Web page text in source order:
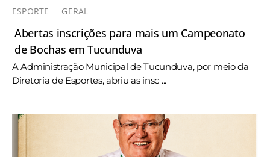
ESPORTE GERAL
Abertas inscrições para mais um Campeonato
de Bochas em Tucunduva
A Administração Municipal de Tucunduva, por meio da
Diretoria de Esportes, abriu as insc ...